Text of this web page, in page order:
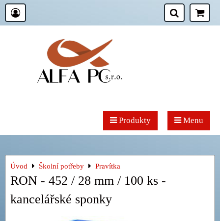
Produkty Menu
Úvod Školní potřeby Pravítka
RON - 452 / 28 mm / 100 ks -
kancelářské sponky